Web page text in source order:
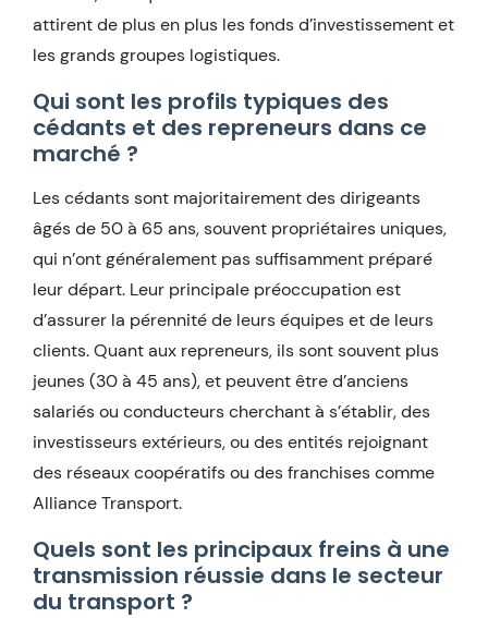
attirent de plus en plus les fonds d’investissement et
les grands groupes logistiques.
Qui sont les profils typiques des
cédants et des repreneurs dans ce
marché ?
Les cédants sont majoritairement des dirigeants
âgés de 50 à 65 ans, souvent propriétaires uniques,
qui n’ont généralement pas suffisamment préparé
leur départ. Leur principale préoccupation est
d’assurer la pérennité de leurs équipes et de leurs
clients. Quant aux repreneurs, ils sont souvent plus
jeunes (30 à 45 ans), et peuvent être d’anciens
salariés ou conducteurs cherchant à s’établir, des
investisseurs extérieurs, ou des entités rejoignant
des réseaux coopératifs ou des franchises comme
Alliance Transport.
Quels sont les principaux freins à une
transmission réussie dans le secteur
du transport ?